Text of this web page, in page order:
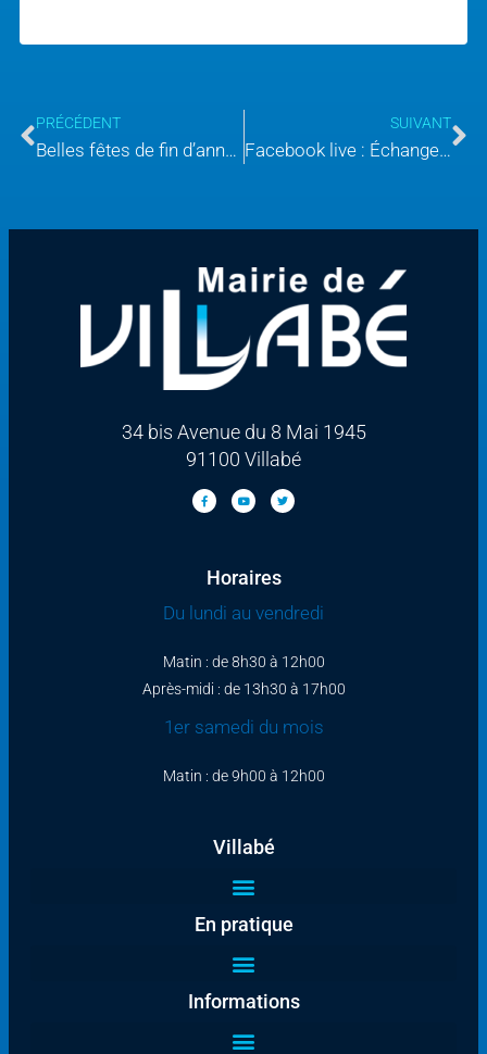
PRÉCÉDENT
Belles fêtes de fin d’année à toutes et à tous
SUIVANT
Facebook live : Échanger en direct avec Mr Karl Dirat, Jeudi 6 février 2025
34 bis Avenue du 8 Mai 1945
91100 Villabé
Horaires
Du lundi au vendredi
Matin : de 8h30 à 12h00
Après-midi : de 13h30 à 17h00
1er samedi du mois
Matin : de 9h00 à 12h00
Villabé
En pratique
Informations